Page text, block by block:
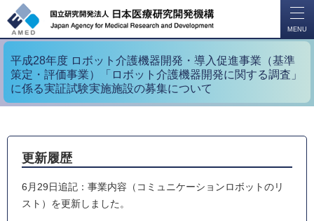
MENU
平成28年度 ロボット介護機器開発・導入促進事業（基準
策定・評価事業）「ロボット介護機器開発に関する調査」
に係る実証試験実施施設の募集について
更新履歴
6月29日追記：事業内容（コミュニケーションロボットのリ
スト）を更新しました。